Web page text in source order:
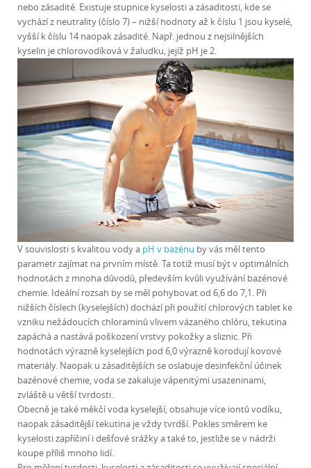
nebo zásadité. Existuje stupnice kyselosti a zásaditosti, kde se
vychází z neutrality (číslo 7) – nižší hodnoty až k číslu 1 jsou kyselé,
vyšší k číslu 14 naopak zásadité. Např. jednou z nejsilnějších
kyselin je chlorovodíková v žaludku, jejíž pH je 2.
V souvislosti s kvalitou vody a pH v bazénu by vás měl tento
parametr zajímat na prvním místě. Ta totiž musí být v optimálních
hodnotách z mnoha důvodů, především kvůli využívání bazénové
chemie. Ideální rozsah by se měl pohybovat od 6,6 do 7,1. Při
nižších číslech (kyselejších) dochází při použití chlorových tablet ke
vzniku nežádoucích chloraminů vlivem vázaného chlóru, tekutina
zapáchá a nastává poškození vrstvy pokožky a sliznic. Při
hodnotách výrazně kyselejších pod 6,0 výrazně korodují kovové
materiály. Naopak u zásaditějších se oslabuje desinfekční účinek
bazénové chemie, voda se zakaluje vápenitými usazeninami,
zvláště u větší tvrdosti.
Obecně je také měkčí voda kyselejší, obsahuje více iontů vodíku,
naopak zásaditější tekutina je vždy tvrdší. Pokles směrem ke
kyselosti zapříčiní i dešťové srážky a také to, jestliže se v nádrži
koupe příliš mnoho lidí.